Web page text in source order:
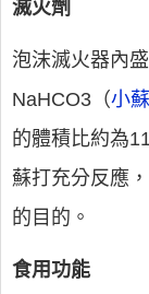
滅火劑
泡沫滅火器內
NaHCO3（小
的體積比約為
蘇打充分反應
的目的。
食用功能